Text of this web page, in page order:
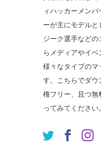
ィハッカーメン
ーが主にモデルと
ジーク選手など
らメディアやイベ
様々なタイプのマ
す。こちらでダウ
権フリー、且つ無
ってみてください。